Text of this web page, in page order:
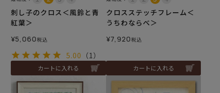
刺し子のクロス＜風鈴と青
紅葉＞
¥5,060税込
5.00 （1）
カートに入れる
クロスステッチフレーム＜
うちわならべ＞
¥7,920税込
カートに入れる